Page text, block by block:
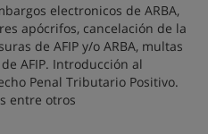
electronicos de ARBA,
apócrifos, cancelación de la
de AFIP y/o ARBA, multas
AFIP. Introducción al
Penal Tributario Positivo.
entre otros